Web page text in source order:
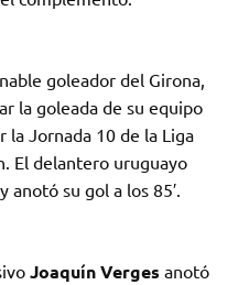
goleador del Girona,
la goleada de su equipo
la Jornada 10 de la Liga
El delantero uruguayo
anotó su gol a los 85′.
Joaquín Verges anotó